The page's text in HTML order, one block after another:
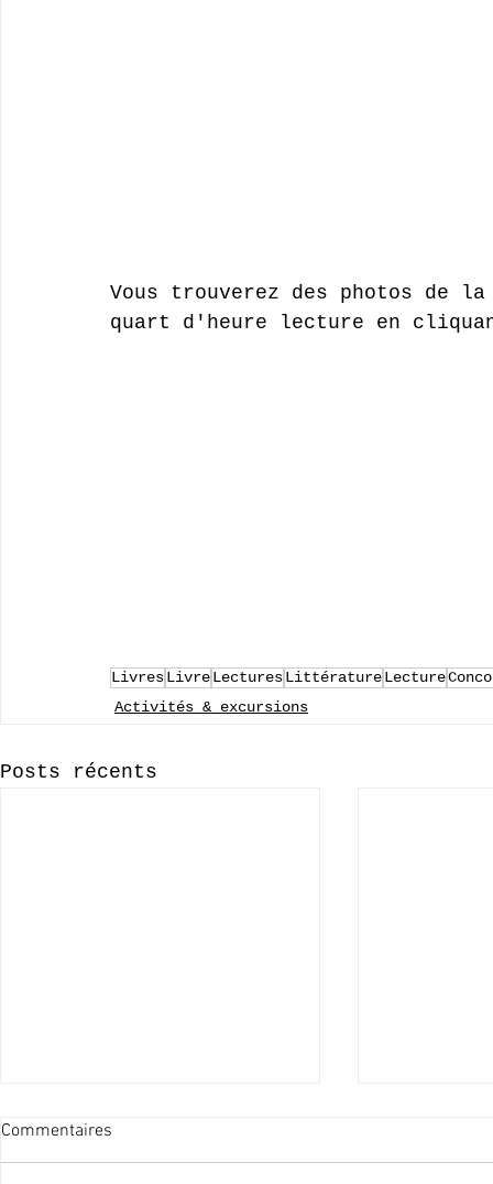
Vous trouverez des photos
quart d'heure lecture en
LivresLivreLecturesLittératureLecture
Activités & excursions
Posts récents
Commentaires